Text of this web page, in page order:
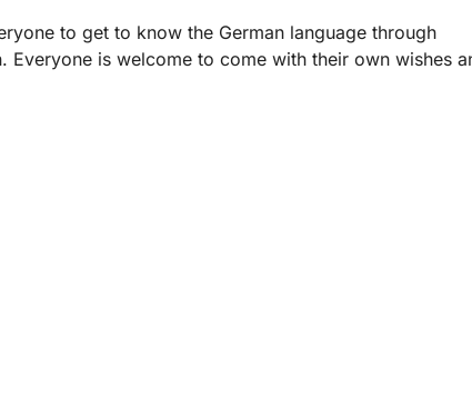
to get to know the German language through
Everyone is welcome to come with their own wishes